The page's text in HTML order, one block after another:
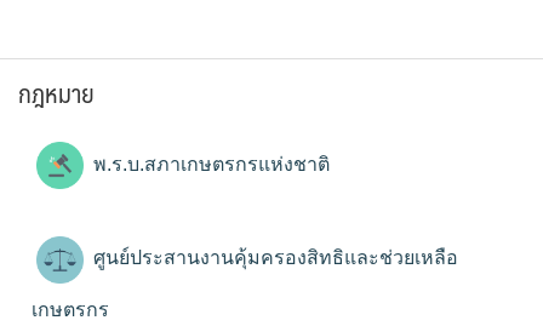
กฎหมาย
พ.ร.บ.สภาเกษตรกรแห่งชาติ
ศูนย์ประสานงานคุ้มครองสิทธิและช่วยเหลือ
เกษตรกร